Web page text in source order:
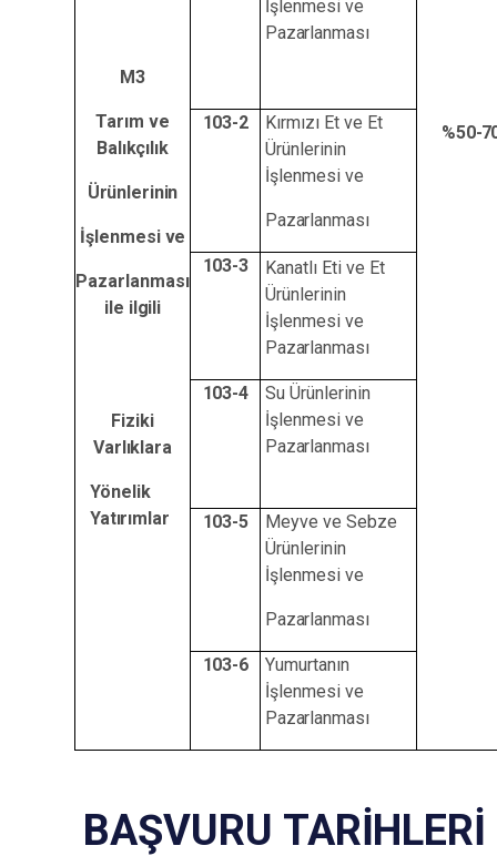
İşlenmesi ve
Pazarlanması
M3
Tarım ve
Balıkçılık
Ürünlerinin
İşlenmesi ve
Pazarlanması
ile ilgili
%50-70
103-2
Kırmızı Et ve Et
Ürünlerinin
İşlenmesi ve
Pazarlanması
103-3
Kanatlı Eti ve Et
Ürünlerinin
İşlenmesi ve
Pazarlanması
103-4
Su Ürünlerinin
İşlenmesi ve
Pazarlanması
Fiziki
Varlıklara
Yönelik
Yatırımlar
103-5
Meyve ve Sebze
Ürünlerinin
İşlenmesi ve
Pazarlanması
103-6
Yumurtanın
İşlenmesi ve
Pazarlanması
BAŞVURU TARİHLERİ